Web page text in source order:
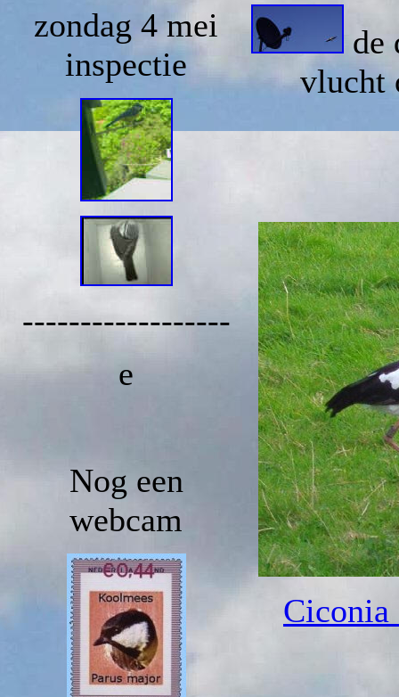
zondag 4 mei
inspectie
------------------
e
Nog een
webcam
de
vlucht
Ciconia